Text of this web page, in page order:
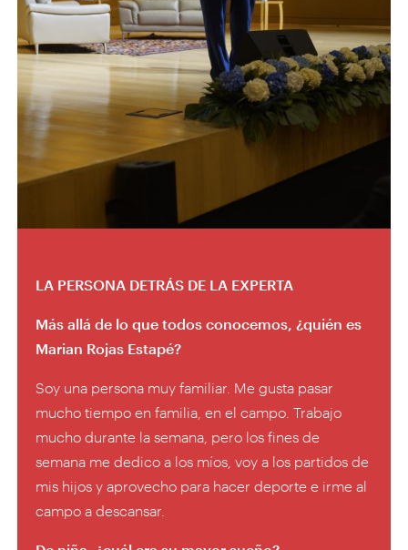
LA PERSONA DETRÁS DE LA EXPERTA
Más allá de lo que todos conocemos, ¿quién es
Marian Rojas Estapé?
Soy una persona muy familiar. Me gusta pasar
mucho tiempo en familia, en el campo. Trabajo
mucho durante la semana, pero los fines de
semana me dedico a los míos, voy a los partidos de
mis hijos y aprovecho para hacer deporte e irme al
campo a descansar.